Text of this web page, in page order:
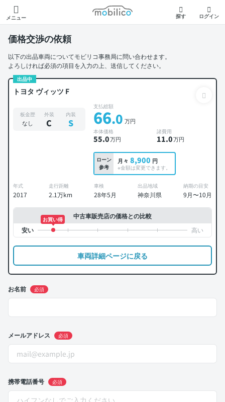
メニュー
モビリコ
探す ログイン
価格交渉の依頼
以下の出品車両についてモビリコ事務局に問い合わせます。
よろしければ必須の項目を入力の上、送信してください。
出品中
トヨタ ヴィッツ F
板金歴
なし
外装
C
内装
S
支払総額
66.0 万円
本体価格
55.0万円
諸費用
11.0万円
ローン
参考
月々 8,900 円
※金額は変更できます。
年式
2017
走行距離
2.1万km
車検
28年5月
出品地域
神奈川県
納期の目安
9月〜10月
中古車販売店の価格との比較
お買い得
車両詳細ページに戻る
お名前 必須
メールアドレス 必須
携帯電話番号 必須